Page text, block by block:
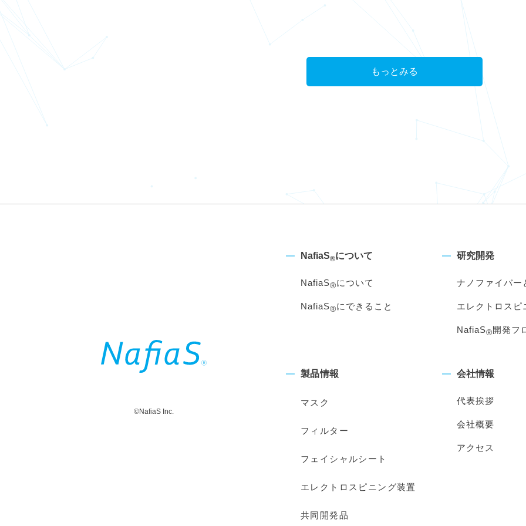
もっとみる
©NafiaS Inc.
NafiaS®について
NafiaS®について
NafiaS®にできること
研究開発
ナノファイバー
エレクトロスピ
NafiaS®開発フ
製品情報
マスク
フィルター
フェイシャルシート
エレクトロスピニング装置
共同開発品
会社情報
代表挨拶
会社概要
アクセス